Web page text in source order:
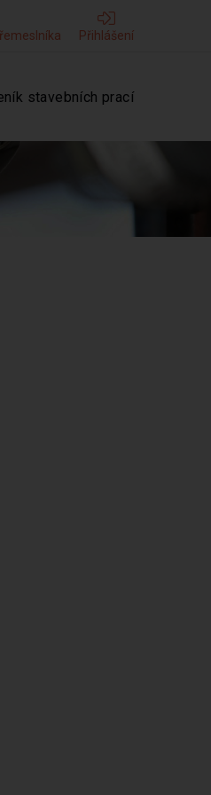
Přihlášení
stavebních prací